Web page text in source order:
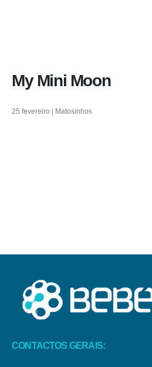
My Mini Moon
25 fevereiro | Matosinhos
CONTACTOS GERAIS: